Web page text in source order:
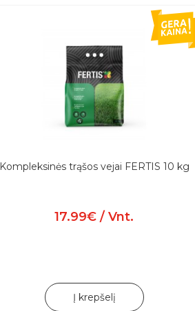
Kompleksinės trąšos vejai FERTIS 10 kg
17.99€ / Vnt.
Į krepšelį